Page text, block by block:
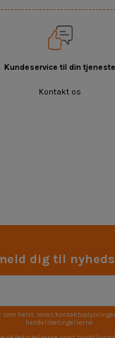
Kundeservice til din tjeneste
Kontakt os
dig til
som helst. Vores
handelsbetingelserne.